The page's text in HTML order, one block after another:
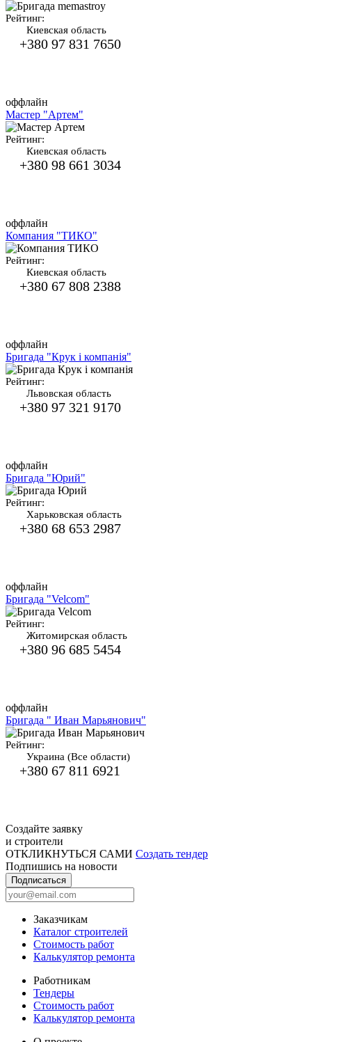
Рейтинг:
Киевская область
+380 97 831 7650
оффлайн
Мастер "Артем"
Рейтинг:
Киевская область
+380 98 661 3034
оффлайн
Компания "ТИКО"
Рейтинг:
Киевская область
+380 67 808 2388
оффлайн
Бригада "Крук і компанія"
Рейтинг:
Львовская область
+380 97 321 9170
оффлайн
Бригада "Юрий"
Рейтинг:
Харьковская область
+380 68 653 2987
оффлайн
Бригада "Velcom"
Рейтинг:
Житомирская область
+380 96 685 5454
оффлайн
Бригада " Иван Марьянович"
Рейтинг:
Украина (Все области)
+380 67 811 6921
Создайте заявку
и строители
ОТКЛИКНУТЬСЯ САМИ Создать тендер
Подпишись на новости
Подписаться
Заказчикам
Каталог строителей
Стоимость работ
Калькулятор ремонта
Работникам
Тендеры
Стоимость работ
Калькулятор ремонта